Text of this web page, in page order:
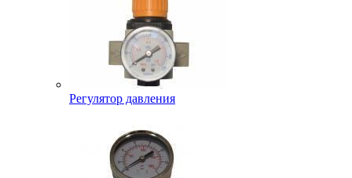
Регулятор давления